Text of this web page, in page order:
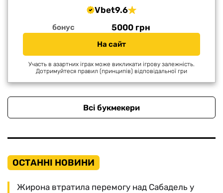
Vbet9.6
бонус 5000 грн
На сайт
Участь в азартних іграх може викликати ігрову залежність.
Дотримуйтеся правил (принципів) відповідальної гри
Всі букмекери
ОСТАННІ НОВИНИ
Жирона втратила перемогу над Сабадель у